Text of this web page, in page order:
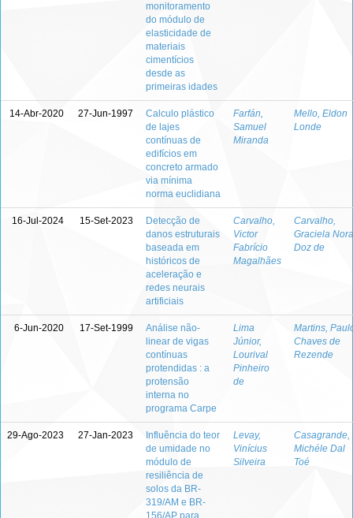
monitoramento
do módulo de
elasticidade de
materiais
cimentícios
desde as
primeiras idades
14-Abr-2020 27-Jun-1997
Calculo plástico
de lajes
contínuas de
edifícios em
concreto armado
via mínima
norma euclidiana
Farfán,
Samuel
Miranda
Mello, Eldon
Londe
16-Jul-2024 15-Set-2023
Detecção de
danos estruturais
baseada em
históricos de
aceleração e
redes neurais
artificiais
Carvalho,
Victor
Fabrício
Magalhães
Carvalho,
Graciela Nora
Doz de
6-Jun-2020 17-Set-1999
Análise não-
linear de vigas
contínuas
protendidas : a
protensão
interna no
programa Carpe
Lima
Júnior,
Lourival
Pinheiro
de
Martins,
Chaves de
Rezende
29-Ago-2023 27-Jan-2023
Influência do teor
de umidade no
módulo de
resiliência de
solos da BR-
319/AM e BR-
156/AP para
Levay,
Vinícius
Silveira
Casagrande,
Michéle Dal
Toé